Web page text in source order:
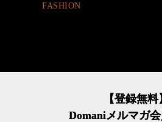
FASHION
【登録無料
Domaniメルマガ